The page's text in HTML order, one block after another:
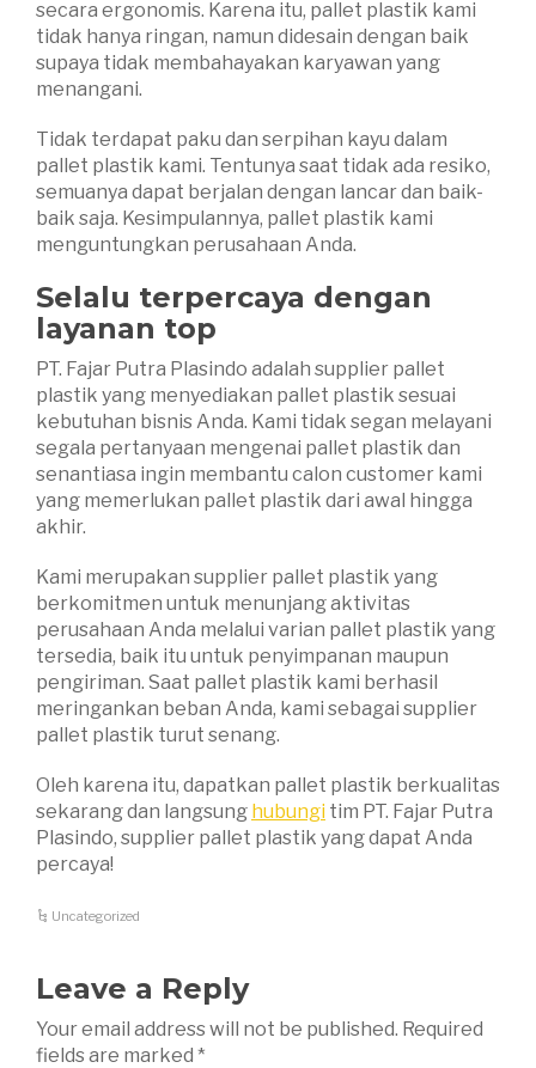
secara ergonomis. Karena itu, pallet plastik kami
tidak hanya ringan, namun didesain dengan baik
supaya tidak membahayakan karyawan yang
menangani.
Tidak terdapat paku dan serpihan kayu dalam
pallet plastik kami. Tentunya saat tidak ada resiko,
semuanya dapat berjalan dengan lancar dan baik-
baik saja. Kesimpulannya, pallet plastik kami
menguntungkan perusahaan Anda.
Selalu terpercaya dengan
layanan top
PT. Fajar Putra Plasindo adalah supplier pallet
plastik yang menyediakan pallet plastik sesuai
kebutuhan bisnis Anda. Kami tidak segan melayani
segala pertanyaan mengenai pallet plastik dan
senantiasa ingin membantu calon customer kami
yang memerlukan pallet plastik dari awal hingga
akhir.
Kami merupakan supplier pallet plastik yang
berkomitmen untuk menunjang aktivitas
perusahaan Anda melalui varian pallet plastik yang
tersedia, baik itu untuk penyimpanan maupun
pengiriman. Saat pallet plastik kami berhasil
meringankan beban Anda, kami sebagai supplier
pallet plastik turut senang.
Oleh karena itu, dapatkan pallet plastik berkualitas
sekarang dan langsung hubungi tim PT. Fajar Putra
Plasindo, supplier pallet plastik yang dapat Anda
percaya!
Uncategorized
Leave a Reply
Your email address will not be published. Required
fields are marked *